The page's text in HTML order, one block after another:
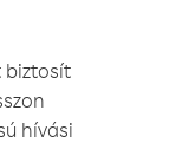
biztosít
hívási